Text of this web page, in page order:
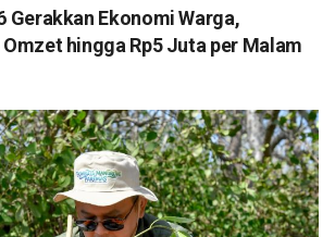
Gerakkan Ekonomi Warga,
Omzet hingga Rp5 Juta per Malam